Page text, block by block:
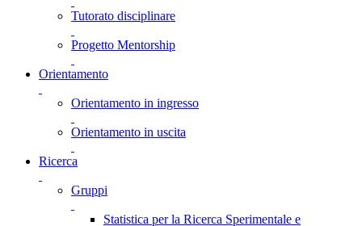
Tutorato disciplinare
Progetto Mentorship
Orientamento
Orientamento in ingresso
Orientamento in uscita
Ricerca
Gruppi
Statistica per la Ricerca Sperimentale e